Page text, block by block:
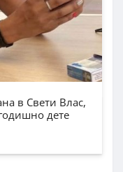
в Свети Влас,
дете